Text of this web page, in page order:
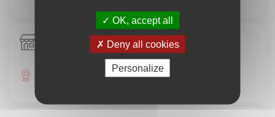
Albanie - Lyon | Consulat Honoraire
C/o CCI Lyon Métropole 69002 Lyon
OK, accept all
Deny all cookies
Personalize